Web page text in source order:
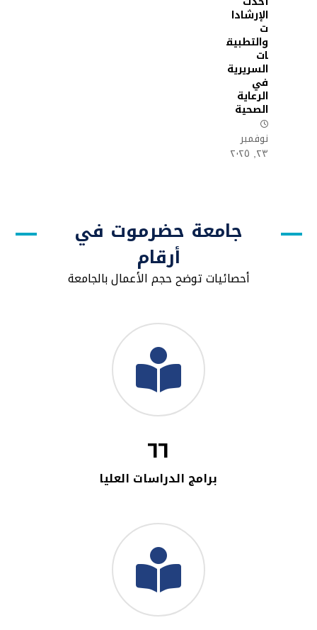
الإرشادا
ت
والتطبيق
ات
السريرية
في
الرعاية
الصحية
نوفمبر
٢٣, ٢٠٢٥
جامعة حضرموت في
أرقام
أحصائيات توضح حجم الأعمال بالجامعة
٦٦
برامج الدراسات العليا